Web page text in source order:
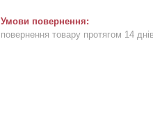
повернення товару протягом 14 днів